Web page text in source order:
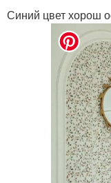
Синий цвет хорош